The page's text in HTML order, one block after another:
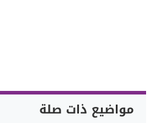
مواضيع ذات صلة